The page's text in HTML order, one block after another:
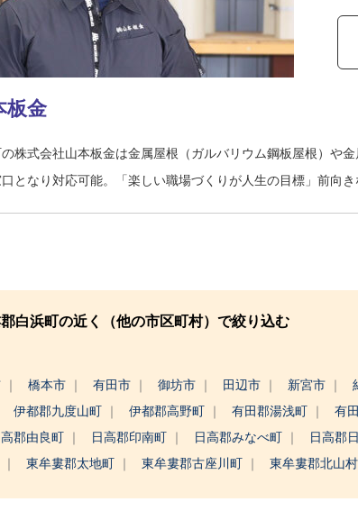
板金
株式会社山本板金は金属屋根（ガルバリウム鋼板屋根）や
となり対応可能。「楽しい職場づくりが人生の目標」前向
白浜町の近く（他の市区町村）で絞り込む
橋本市 有田市 御坊市 田辺市 新宮市
伊都郡九度山町 伊都郡高野町 有田郡湯浅町 有
高郡由良町 日高郡印南町 日高郡みなべ町 日高郡
東牟婁郡太地町 東牟婁郡古座川町 東牟婁郡北山村